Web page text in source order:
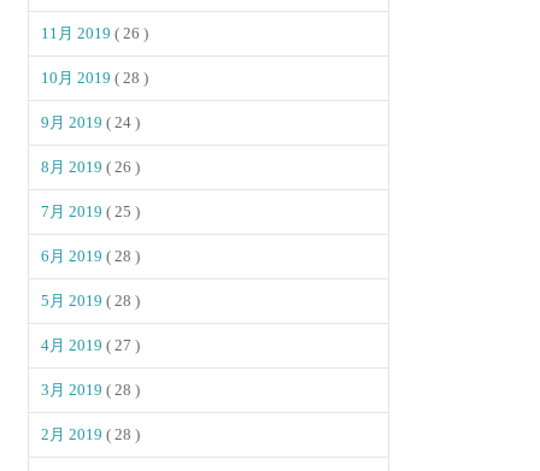
11月 2019( 26 )
10月 2019( 28 )
9月 2019( 24 )
8月 2019( 26 )
7月 2019( 25 )
6月 2019( 28 )
5月 2019( 28 )
4月 2019( 27 )
3月 2019( 28 )
2月 2019( 28 )